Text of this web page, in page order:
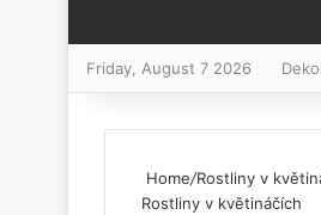
Friday, August 7 2026
Home/Rostliny v
Rostliny v květináčích